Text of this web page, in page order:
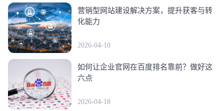
营销型网站建设解决方案，提升获客与转
化能力
2026-04-10
如何让企业官网在百度排名靠前？做好这
六点
2026-04-18